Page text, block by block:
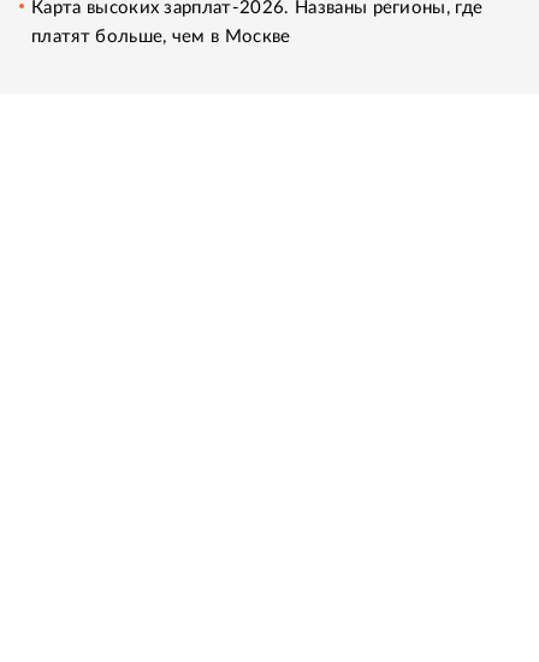
Карта высоких зарплат-2026. Названы регионы, где
платят больше, чем в Москве